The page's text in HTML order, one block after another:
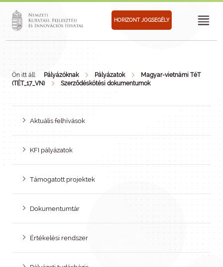
HORIZONT JOGSEGÉLY
Ön itt áll: Pályázóknak Pályázatok
Magyar-vietnámi TéT
(TÉT_17_VN)
Szerződéskötési dokumentumok
Aktuális felhívások
KFI pályázatok
Támogatott projektek
Dokumentumtár
Értékelési rendszer